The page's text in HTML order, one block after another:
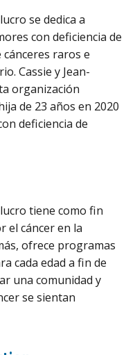
se dedica a
con deficiencia de
cánceres raros e
Cassie y Jean-
organización
de 23 años en 2020
deficiencia de
tiene como fin
el cáncer en la
ofrece programas
cada edad a fin de
una comunidad y
se sientan